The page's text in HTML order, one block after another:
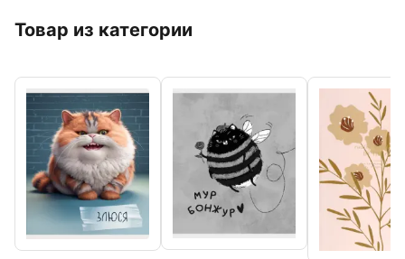
Товар из категории